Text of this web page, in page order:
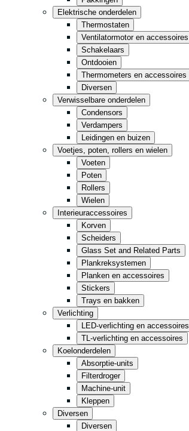
Gemak
Retail
Alles in zwart
Keuken
Opslag
Fastfood
Elektrische onderdelen
Thermostaten
Ventilatormotor en accessoires
Schakelaars
Ontdooien
Thermometers en accessoires
Diversen
Verwisselbare onderdelen
Condensors
Verdampers
Leidingen en buizen
Voetjes, poten, rollers en wielen
Voeten
Poten
Rollers
Wielen
Interieuraccessoires
Korven
Scheiders
Glass Set and Related Parts
Plankreksystemen
Planken en accessoires
Stickers
Trays en bakken
Verlichting
LED-verlichting en accessoires
TL-verlichting en accessoires
Koelonderdelen
Absorptie-units
Filterdroger
Machine-unit
Kleppen
Diversen
Diversen